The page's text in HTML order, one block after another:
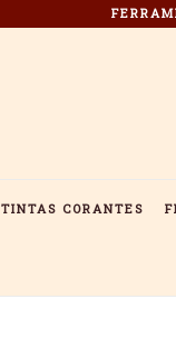
TINTAS CORANTES